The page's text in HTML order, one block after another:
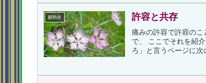
腱鞘炎 許容と共存
痛みの許容で許容の
で、 ここでそれを紹
ろ」と言うページに次